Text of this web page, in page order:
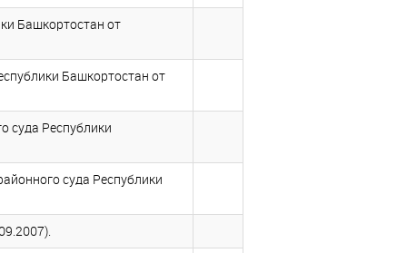
Башкортостан от
Башкортостан от
суда Республики
суда Республики